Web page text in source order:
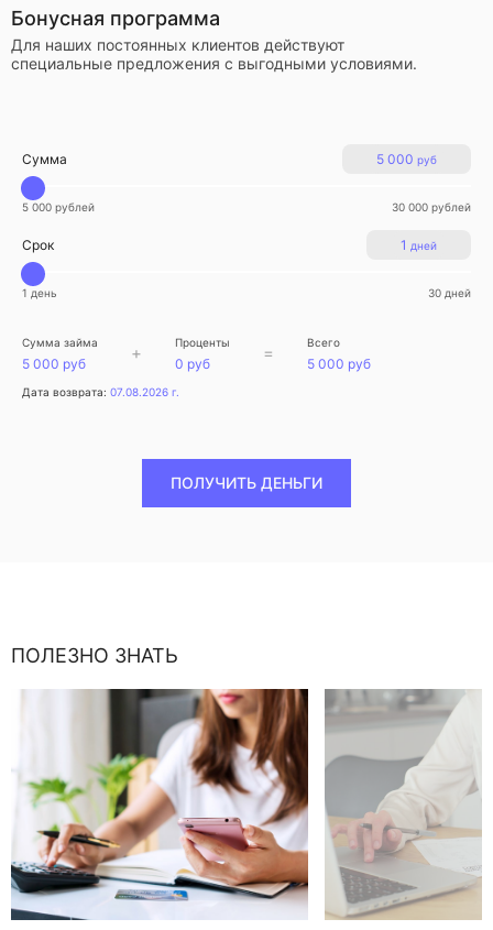
Бонусная программа
Для наших постоянных клиентов действуют
специальные предложения с выгодными условиями.
5 000 руб
Сумма
5 000 рублей 30 000 рублей
1 дней
Срок
1 день 30 дней
Сумма займа
5 000 руб
+ Проценты
0 руб
= Всего
5 000 руб
Дата возврата: 07.08.2026 г.
ПОЛУЧИТЬ ДЕНЬГИ
ПОЛЕЗНО ЗНАТЬ